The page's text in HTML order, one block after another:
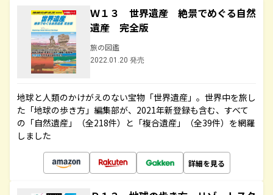
Ｗ１３ 世界遺産 絶景でめぐる自然
遺産 完全版
旅の図鑑
2022.01.20 発売
地球と人類のかけがえのない宝物「世界遺産」。世界中を旅し
た「地球の歩き方」編集部が、2021年新登録も含む、すべて
の「自然遺産」（全218件）と「複合遺産」（全39件）を網羅
しました
詳細を見る